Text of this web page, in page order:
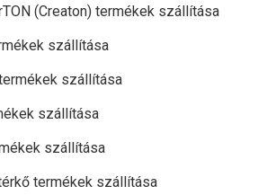
(Creaton) termékek szállítása
szállítása
szállítása
szállítása
szállítása
termékek szállítása